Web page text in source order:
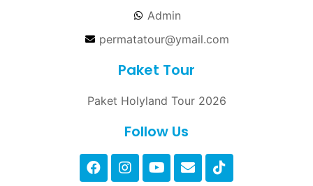
Admin
permatatour@ymail.com
Paket Tour
Paket Holyland Tour 2026
Follow Us